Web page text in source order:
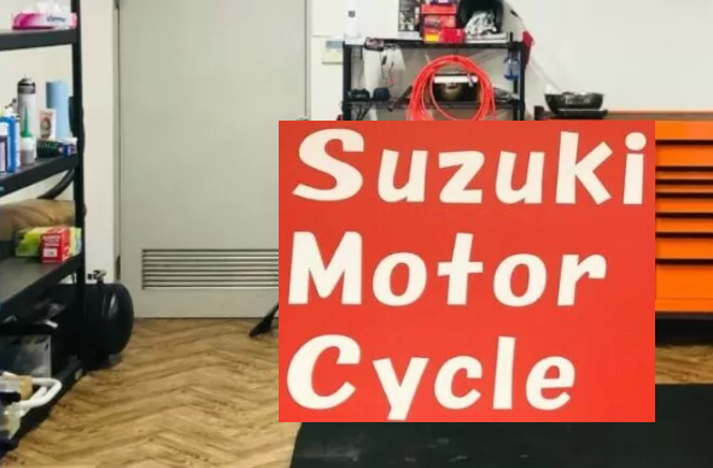
葉